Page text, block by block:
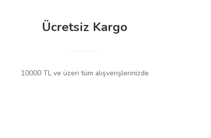
Ücretsiz Kargo
10000 TL ve üzeri tüm alışverişlerinizde